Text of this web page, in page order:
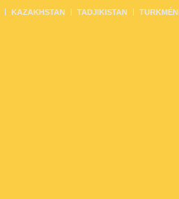
KAZAKHSTAN TADJIKISTAN